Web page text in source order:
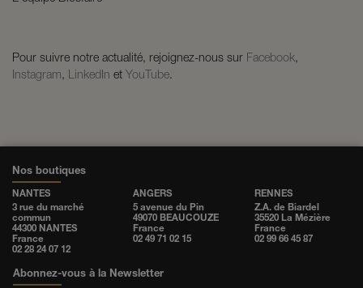
Pour suivre notre actualité, rejoignez-nous sur Facebook,
Instagram, LinkedIn et YouTube.
Nos boutiques
NANTES
3 rue du marché
commun
44300 NANTES
France
02 28 24 07 12
ANGERS
5 avenue du Pin
49070 BEAUCOUZE
France
02 49 71 02 15
RENNES
Z.A. de Biardel
35520 La Mézière
France
02 99 66 45 87
Abonnez-vous à la Newsletter